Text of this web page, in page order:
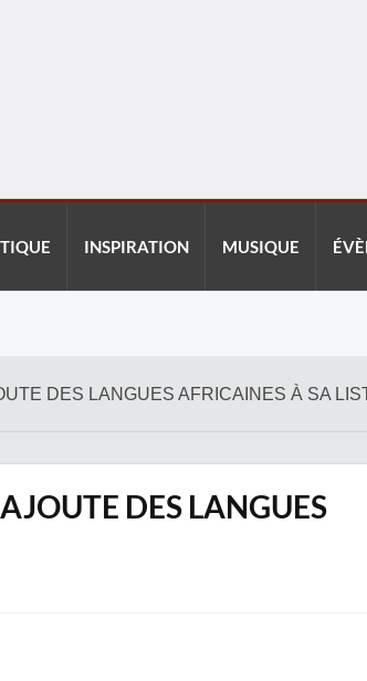
INSPIRATION MUSIQUE
DES LANGUES AFRICAINES À SA
DES LANGUES